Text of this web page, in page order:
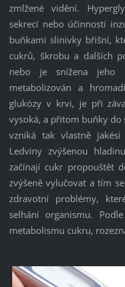
zmlžené vidění.
sekrecí nebo účinností
buňkami slinivky břišní,
cukrů, škrobu a dalších
nebo je snížena jeho
metabolizován a
glukózy v krvi, je při
vysoká, a přitom buňky do
vzniká tak vlastně
Ledviny zvýšenou
začínají cukr propouštět
zvýšeně vylučovat a tím
zdravotní problémy,
selhání organismu.
metabolismu cukru,